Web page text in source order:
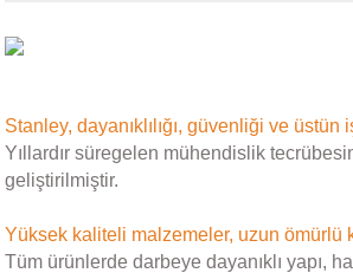
Stanley, dayanıklılığı, güvenliği ve
Yıllardır süregelen mühendislik
geliştirilmiştir.
Yüksek kaliteli malzemeler, uzun ömürlü
Tüm ürünlerde darbeye dayanıklı yapı,